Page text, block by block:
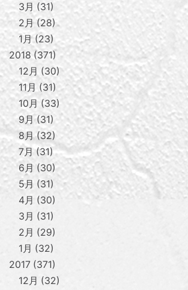
3月
31
2月 28
1月 23
2018 371
12月
30
11月
31
10月
33
9月
31
8月 32
7月
31
6月 30
5月
31
4月
30
3月
31
2月
29
1月
32
2017 371
12月
32